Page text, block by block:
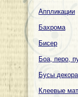
Аппликации
Бахрома
Бисер
Боа, перо,
Бусы
Клеевые